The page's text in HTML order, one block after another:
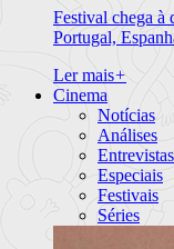
Festival chega à
Portugal,
Ler mais+
Cinema
Notícias
Análises
Entrevistas
Especiais
Festivais
Séries